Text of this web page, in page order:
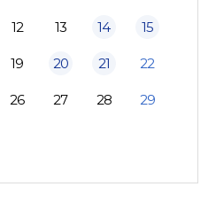
12 13 14 15
19 20 21 22
26 27 28 29